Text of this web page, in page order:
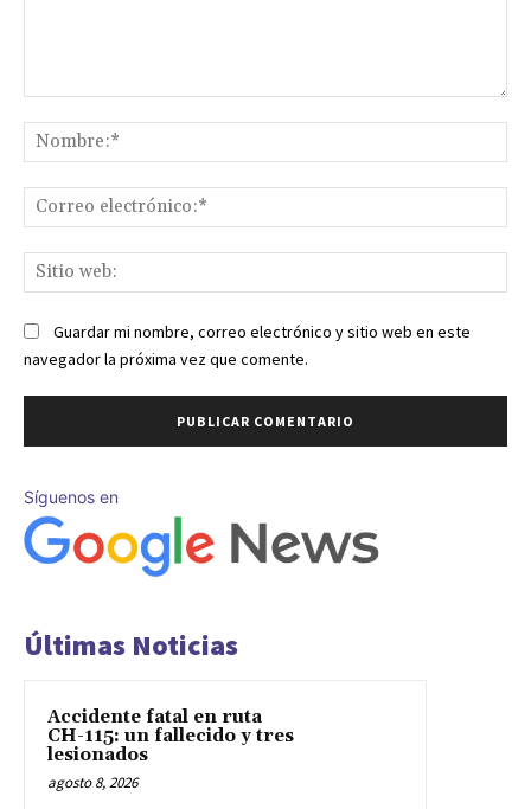
Guardar mi nombre, correo electrónico y sitio web en este
navegador la próxima vez que comente.
Síguenos en
Últimas Noticias
Accidente fatal en ruta
CH-115: un fallecido y tres
lesionados
agosto 8, 2026